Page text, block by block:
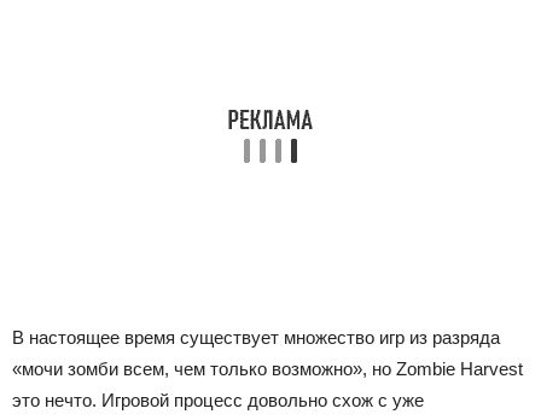
В настоящее время существует множество игр из разряда
«мочи зомби всем, чем только возможно», но Zombie Harvest
это нечто. Игровой процесс довольно схож с уже